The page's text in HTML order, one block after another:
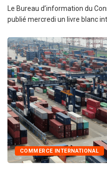
Le Bureau d’information du
publié mercredi un livre blanc
COMMERCE INTERNATIONAL